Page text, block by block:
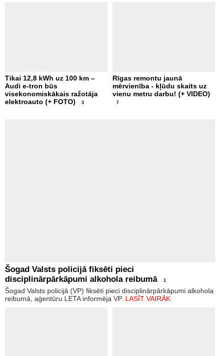
Tikai 12,8 kWh uz 100 km –
Audi e-tron būs
visekonomiskākais ražotāja
elektroauto (+ FOTO)
3
Rīgas remontu jaunā
mērvienība - kļūdu skaits uz
vienu metru darbu! (+ VIDEO)
7
Šogad Valsts policijā fiksēti pieci
disciplinārpārkāpumi alkohola reibumā
1
Šogad Valsts policijā (VP) fiksēti pieci disciplinārpārkāpumi alkohola
reibumā, aģentūru LETA informēja VP. LASĪT VAIRĀK